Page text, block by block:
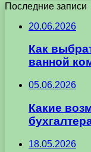
Последние записи
20.06.2026
Как
ванной
05.06.2026
Какие
18.05.2026